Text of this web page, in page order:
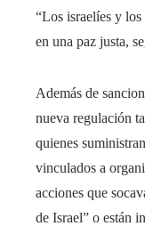
“Los israelíes y
en una paz justa,
Además de
nueva regulación
quienes
vinculados a
acciones que
de Israel” o están